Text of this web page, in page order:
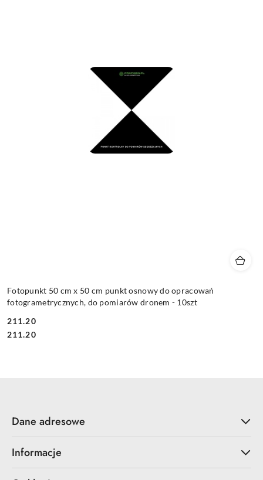
Fotopunkt 50 cm x 50 cm punkt osnowy do opracowań
fotogrametrycznych, do pomiarów dronem - 10szt
Cena:
211.20
Cena:
211.20
Dane adresowe
Informacje